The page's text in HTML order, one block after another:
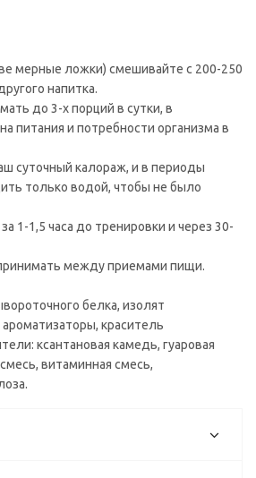
мерные ложки) смешивайте с 200-250
напитка.
до 3-х порций в сутки, в
питания и потребности организма в
суточный калораж, и в периоды
только водой, чтобы не было
1-1,5 часа до тренировки и через 30-
между приемами пищи.
белка, изолят
краситель
ксантановая камедь, гуаровая
витаминная смесь,